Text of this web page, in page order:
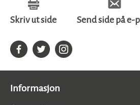
Skriv ut side Send side på e-
Informasjon